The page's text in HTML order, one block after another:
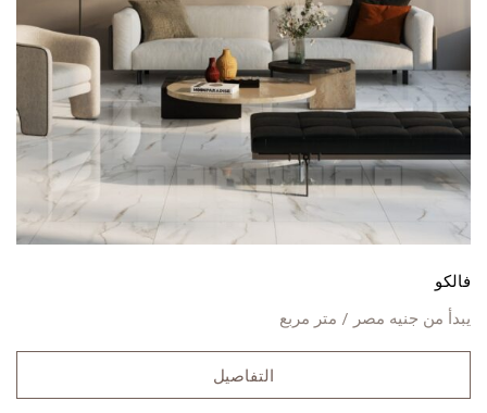
فالكو
يبدأ من جنيه مصر / متر مربع
التفاصيل